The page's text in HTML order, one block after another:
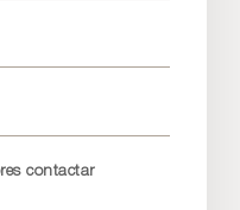
contactar